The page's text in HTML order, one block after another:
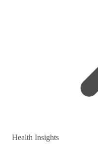
Health Insights